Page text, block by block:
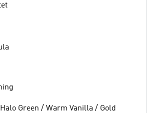
Green / Warm Vanilla / Gold